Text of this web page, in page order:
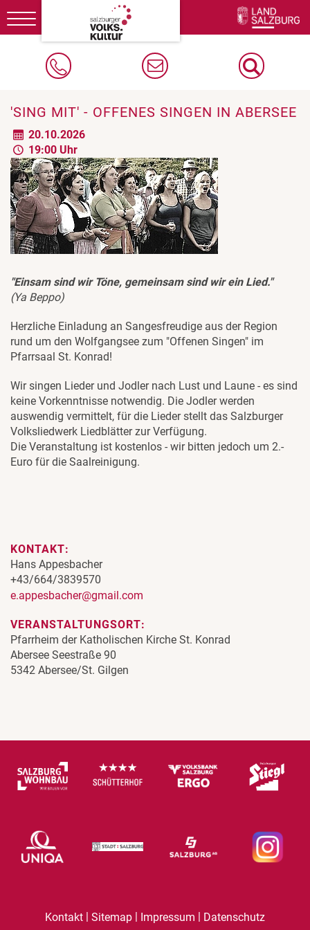
Toggle
navigation
'SING MIT' - OFFENES SINGEN IN ABERSEE
20.10.2026
19:00 Uhr
"Einsam sind wir Töne, gemeinsam sind wir ein Lied."
(Ya Beppo)
Herzliche Einladung an Sangesfreudige aus der Region
rund um den Wolfgangsee zum "Offenen Singen" im
Pfarrsaal St. Konrad!
Wir singen Lieder und Jodler nach Lust und Laune - es sind
keine Vorkenntnisse notwendig. Die Jodler werden
auswendig vermittelt, für die Lieder stellt das Salzburger
Volksliedwerk Liedblätter zur Verfügung.
Die Veranstaltung ist kostenlos - wir bitten jedoch um 2.-
Euro für die Saalreinigung.
KONTAKT:
Hans Appesbacher
+43/664/3839570
e.appesbacher@gmail.com
VERANSTALTUNGSORT:
Pfarrheim der Katholischen Kirche St. Konrad
Abersee Seestraße 90
5342 Abersee/St. Gilgen
Kontakt | Sitemap | Impressum | Datenschutz